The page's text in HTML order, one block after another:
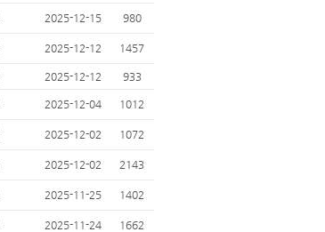
2025-12-15 980
2025-12-12 1457
2025-12-12 933
2025-12-04 1012
2025-12-02 1072
2025-12-02 2143
2025-11-25 1402
2025-11-24 1662